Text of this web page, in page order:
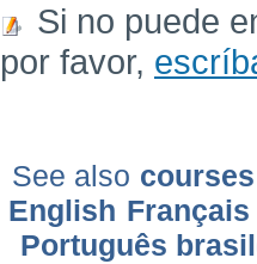
Si no puede
por favor,
See also
English Français
Português